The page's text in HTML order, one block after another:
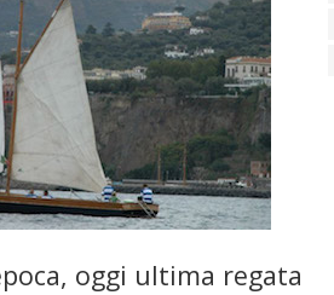
oggi ultima regata